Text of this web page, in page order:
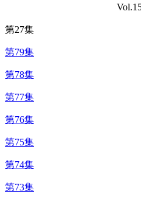
第27集
第79集
第78集
第77集
第76集
第75集
第74集
第73集